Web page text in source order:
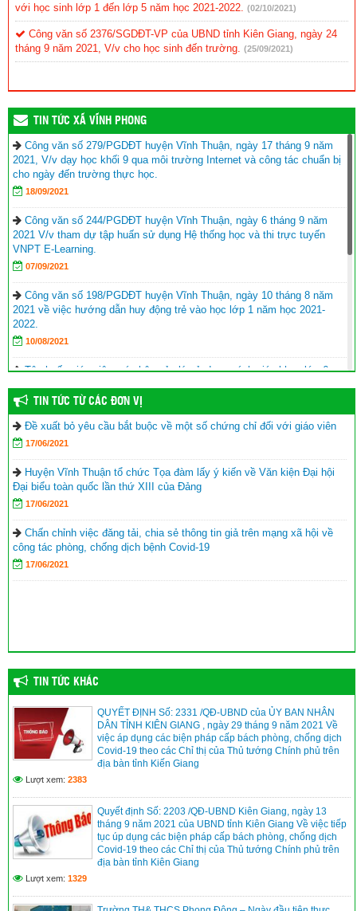
với học sinh lớp 1 đến lớp 5 năm học 2021-2022.
(02/10/2021)
Công văn số 2376/SGDĐT-VP của UBND tỉnh Kiên Giang, ngày 24
tháng 9 năm 2021, V/v cho học sinh đến trường.
(25/09/2021)
TIN TỨC XÃ VĨNH PHONG
Công văn số 279/PGDĐT huyện Vĩnh Thuận, ngày 17 tháng 9 năm
2021, V/v dạy học khối 9 qua môi trường Internet và công tác chuẩn bị
cho ngày đến trường thực học.
18/09/2021
Công văn số 244/PGDĐT huyện Vĩnh Thuận, ngày 6 tháng 9 năm
2021 V/v tham dự tập huấn sử dụng Hệ thống học và thi trực tuyến
VNPT E-Learning.
07/09/2021
Công văn số 198/PGDĐT huyện Vĩnh Thuận, ngày 10 tháng 8 năm
2021 về việc hướng dẫn huy động trẻ vào học lớp 1 năm học 2021-
2022.
10/08/2021
Tập huấn giáo viên, cán bộ quản lý sử dụng sách giáo khoa lớp 6
17/06/2021
Hội Khuyến học huyện Vĩnh Thuận trao tặng nhà khuyến học cho
học sinh nghèo xã Phong Đông
Agribank chi nhánh huyện Vĩnh Thuận Kiên Giang II trao tập cho 22
trường nhân lễ khai giảng năm học mới 2023-2024
Vĩnh Thuận (05/09/2023)
Thư của Chủ tịch nước Võ Văn Thưởng gửi ngành giáo dục nhân
dịp khai giảng năm học 2023-2024
TIN TỨC TỪ CÁC ĐƠN VỊ
Đề xuất bỏ yêu cầu bắt buộc về một số chứng chỉ đối với giáo viên
17/06/2021
Huyện Vĩnh Thuận tổ chức Tọa đàm lấy ý kiến về Văn kiện Đại hội
Đại biểu toàn quốc lần thứ XIII của Đảng
17/06/2021
Chấn chỉnh việc đăng tải, chia sẻ thông tin giả trên mạng xã hội về
công tác phòng, chống dịch bệnh Covid-19
17/06/2021
TIN TỨC KHÁC
QUYẾT ĐỊNH Số: 2331 /QĐ-UBND của ỦY BAN NHÂN
DÂN TỈNH KIÊN GIANG , ngày 29 tháng 9 năm 2021 Về
việc áp dụng các biện pháp cấp bách phòng, chống dịch
Covid-19 theo các Chỉ thị của Thủ tướng Chính phủ trên
địa bàn tỉnh Kiến Giang
Lượt xem: 2383
Quyết định Số: 2203 /QĐ-UBND Kiên Giang, ngày 13
tháng 9 năm 2021 của UBND tỉnh Kiên Giang Về việc tiếp
tục úp dụng các biện pháp cấp bách phòng, chống dịch
Covid-19 theo các Chỉ thị của Thủ tướng Chính phủ trên
địa bàn tỉnh Kiên Giang
Lượt xem: 1329